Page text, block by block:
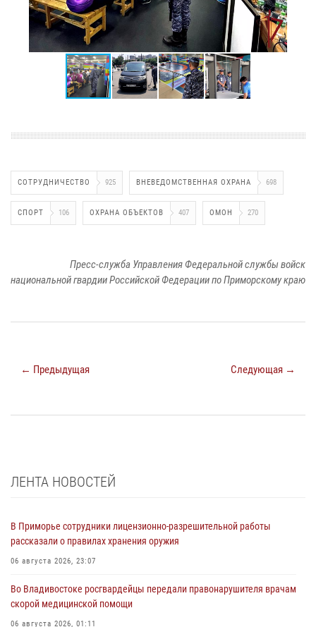
СОТРУДНИЧЕСТВО 925 ВНЕВЕДОМСТВЕННАЯ ОХРАНА 698
СПОРТ 106 ОХРАНА ОБЪЕКТОВ 407 ОМОН 270
Пресс-служба Управления Федеральной службы войск
национальной гвардии Российской Федерации по Приморскому краю
← Предыдущая Следующая →
ЛЕНТА НОВОСТЕЙ
В Приморье сотрудники лицензионно-разрешительной работы
рассказали о правилах хранения оружия
06 августа 2026, 23:07
Во Владивостоке росгвардейцы передали правонарушителя врачам
скорой медицинской помощи
06 августа 2026, 01:11